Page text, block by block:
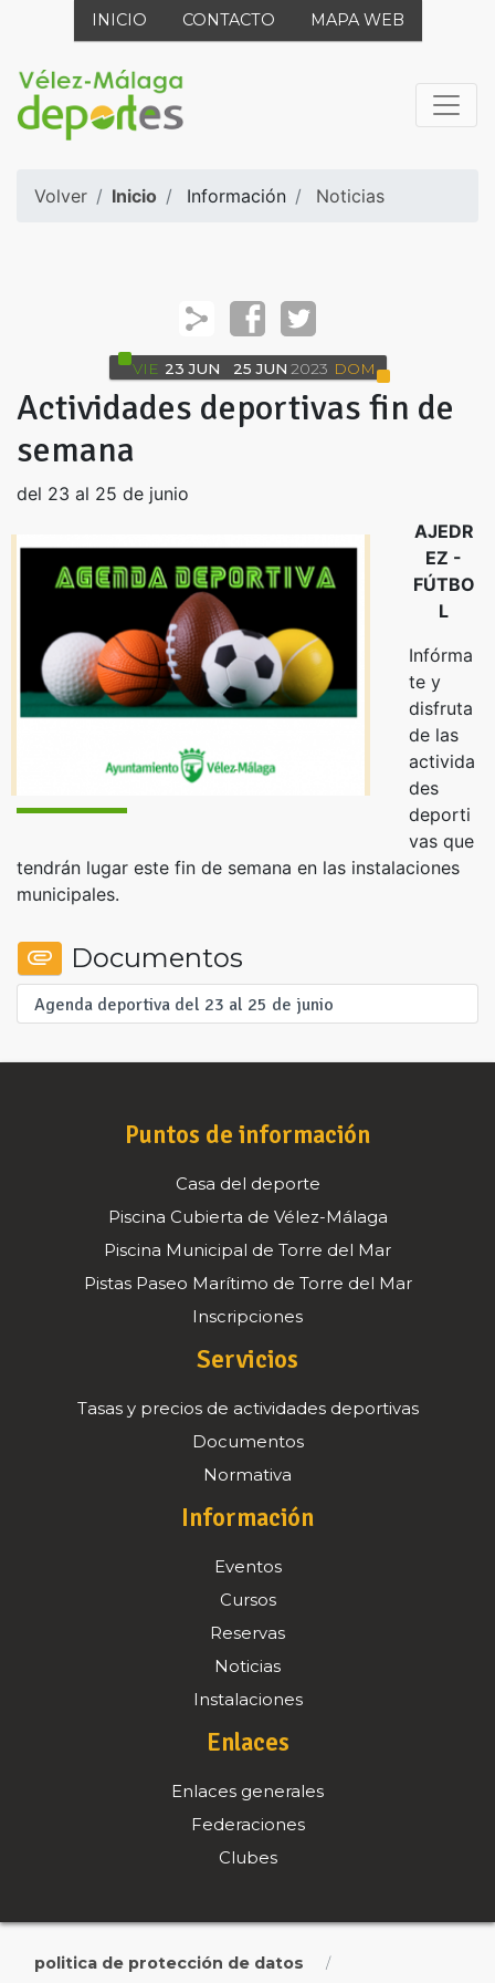
INICIO CONTACTO MAPA WEB
Volver Inicio Información Noticias
VIE 23 JUN 25 JUN 2023 DOM
Actividades deportivas fin de
semana
del 23 al 25 de junio
AJEDR
EZ -
FÚTBO
L
Infórma
te y
disfruta
de las
activida
des
deporti
vas que
tendrán lugar este fin de semana en las instalaciones
municipales.
Documentos
Agenda deportiva del 23 al 25 de junio
Puntos de información
Casa del deporte
Piscina Cubierta de Vélez-Málaga
Piscina Municipal de Torre del Mar
Pistas Paseo Marítimo de Torre del Mar
Inscripciones
Servicios
Tasas y precios de actividades deportivas
Documentos
Normativa
Información
Eventos
Cursos
Reservas
Noticias
Instalaciones
Enlaces
Enlaces generales
Federaciones
Clubes
politica de protección de datos /